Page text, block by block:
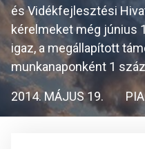
és Vidékfejlesztési
kérelmeket még június
igaz, a megállapított
munkanaponként 1
2014. MÁJUS 19.